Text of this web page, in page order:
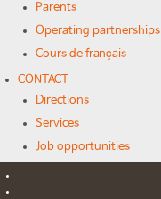
Parents
Operating partnerships
Cours de français
CONTACT
Directions
Services
Job opportunities